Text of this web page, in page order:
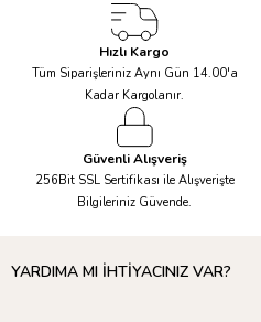
Hızlı Kargo
Tüm Siparişleriniz Aynı Gün 14.00'a
Kadar Kargolanır.
Güvenli Alışveriş
256Bit SSL Sertifikası ile Alışverişte
Bilgileriniz Güvende.
YARDIMA MI İHTİYACINIZ VAR?